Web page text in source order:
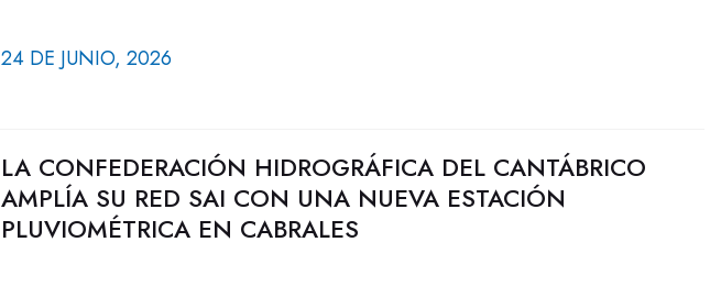
24 DE JUNIO, 2026
LA CONFEDERACIÓN HIDROGRÁFICA DEL CANTÁBRICO
AMPLÍA SU RED SAI CON UNA NUEVA ESTACIÓN
PLUVIOMÉTRICA EN CABRALES